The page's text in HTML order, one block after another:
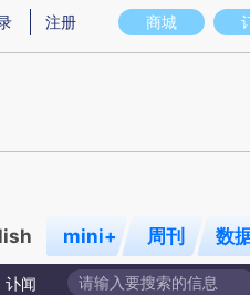
存在偏差。不代表财新观点和立场。
商城
注册
mini+ 周刊 数
讣闻